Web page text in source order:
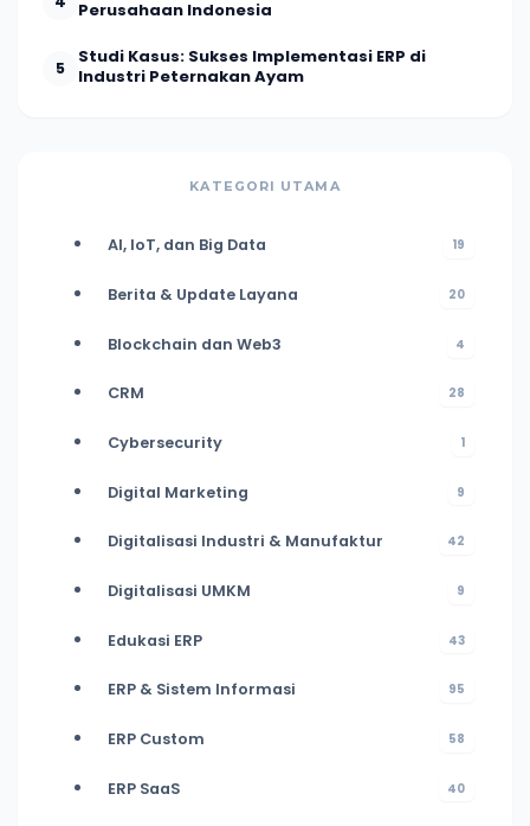
Perusahaan Indonesia
5
Studi Kasus: Sukses Implementasi ERP di
Industri Peternakan Ayam
KATEGORI UTAMA
AI, IoT, dan Big Data 19
Berita & Update Layana 20
Blockchain dan Web3 4
CRM 28
Cybersecurity 1
Digital Marketing 9
Digitalisasi Industri & Manufaktur 42
Digitalisasi UMKM 9
Edukasi ERP 43
ERP & Sistem Informasi 95
ERP Custom 58
ERP SaaS 40